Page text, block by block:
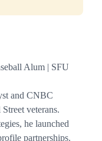
Alum | SFU
and CNBC
veterans.
he launched
partnerships.